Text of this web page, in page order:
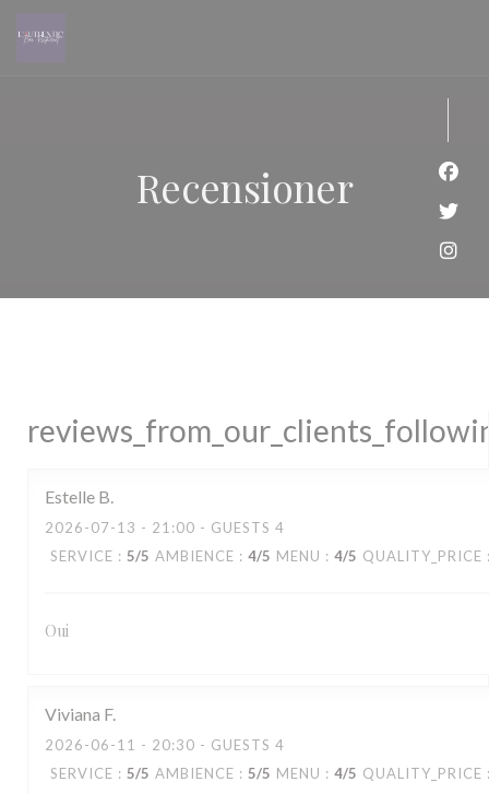
Recensioner
Estelle B
2026-07-13 - 21:00 - GUESTS 4
SERVICE : 5/5 AMBIENCE : 4/5 MENU : 4/5 QUALITY_PRICE
Oui
Viviana F
2026-06-11 - 20:30 - GUESTS 4
SERVICE : 5/5 AMBIENCE : 5/5 MENU : 4/5 QUALITY_PRICE